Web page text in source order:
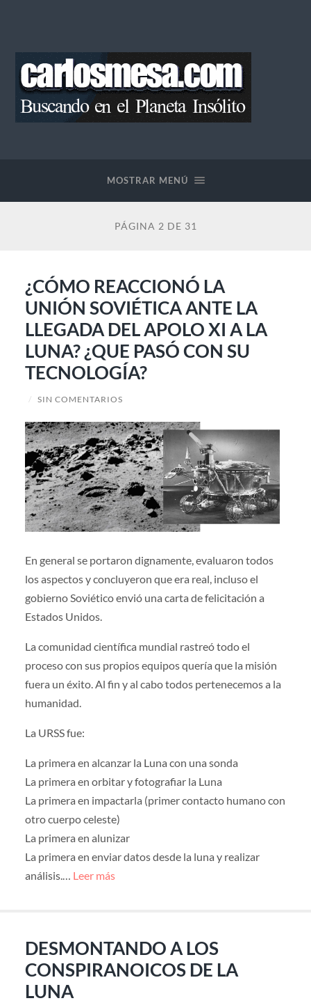
MOSTRAR MENÚ
PÁGINA 2 DE 31
¿CÓMO REACCIONÓ LA
UNIÓN SOVIÉTICA ANTE LA
LLEGADA DEL APOLO XI A LA
LUNA? ¿QUE PASÓ CON SU
TECNOLOGÍA?
/ SIN COMENTARIOS
En general se portaron dignamente, evaluaron todos
los aspectos y concluyeron que era real, incluso el
gobierno Soviético envió una carta de felicitación a
Estados Unidos.
La comunidad científica mundial rastreó todo el
proceso con sus propios equipos quería que la misión
fuera un éxito. Al fin y al cabo todos pertenecemos a la
humanidad.
La URSS fue:
La primera en alcanzar la Luna con una sonda
La primera en orbitar y fotografiar la Luna
La primera en impactarla (primer contacto humano con
otro cuerpo celeste)
La primera en alunizar
La primera en enviar datos desde la luna y realizar
análisis.… Leer más
DESMONTANDO A LOS
CONSPIRANOICOS DE LA
LUNA